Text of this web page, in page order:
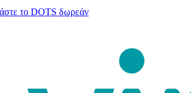
το DOTS δωρεάν